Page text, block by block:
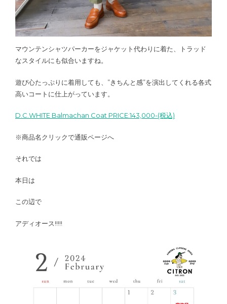
マウンテンシャツパーカーをジャケット代わりに着た、トラッド
なスタイルにも似合いますね。
遊び心たっぷりに着用しても、”きちんと感”を演出してくれる各式
高いコートに仕上がっています。
D.C.WHITE Balmachan Coat PRICE:143,000-(税込)
※商品名クリックで通販ページへ
それでは
本日は
この辺で
アディオース!!!!!